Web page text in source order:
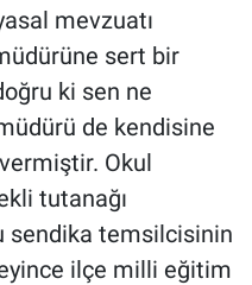
mevzuatı
sert bir
ki sen ne
de kendisine
Okul
tutanağı
sendika temsilcisinin
ilçe milli eğitim